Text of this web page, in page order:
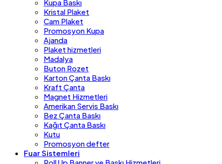
Kupa Baskı
Kristal Plaket
Cam Plaket
Promosyon Kupa
Ajanda
Plaket hizmetleri
Madalya
Buton Rozet
Karton Çanta Baskı
Kraft Çanta
Magnet Hizmetleri
Amerikan Servis Baskı
Bez Çanta Baskı
Kağıt Çanta Baskı
Kutu
Promosyon defter
Fuar Sistemleri